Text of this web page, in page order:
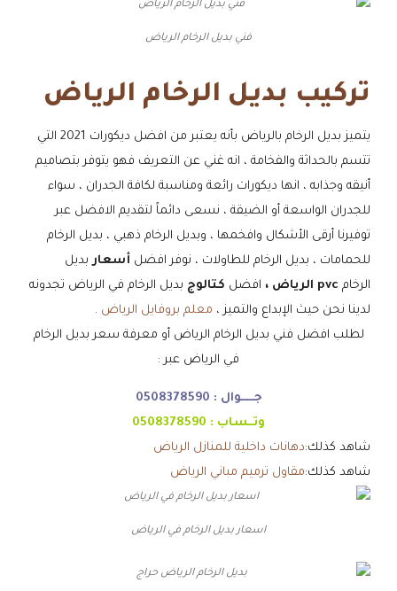
فني بديل الرخام الرياض
تركيب بديل الرخام الرياض
يتميز بديل الرخام بالرياض بأنه يعتبر من افضل ديكورات 2021 التي
تتسم بالحداثة والفخامة ، انه غني عن التعريف فهو يتوفر بتصاميم
أنيقه وجذابه ، انها ديكورات رائعة ومناسبة لكافة الجدران ، سواء
للجدران الواسعة أو الضيقة ، نسعى دائماً لتقديم الافضل عبر
توفيرنا أرقى الأشكال وافخمها ، وبديل الرخام ذهبي ، بديل الرخام
للحمامات ، بديل الرخام للطاولات ، نوفر افضل أسعاربديل
الرخام pvc الرياض ، افضل كتالوج بديل الرخام في الرياض تجدونه
لدينا نحن حيث الإبداع والتميز ، معلم بروفايل الرياض .
لطلب افضل فني بديل الرخام الرياض أو معرفة سعر بديل الرخام
في الرياض عبر :
جـــــوال : 0508378590
وتــساب : 0508378590
شاهد كذلك:دهانات داخلية للمنازل الرياض
شاهد كذلك:مقاول ترميم مباني الرياض
اسعار بديل الرخام في الرياض